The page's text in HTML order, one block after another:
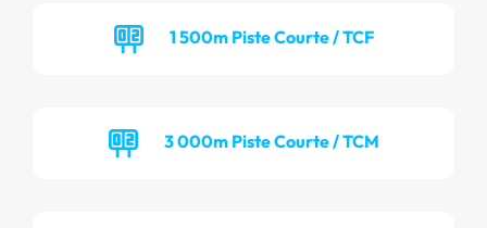
1 500m Piste Courte / TCF
3 000m Piste Courte / TCM